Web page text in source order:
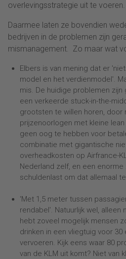
overlevingsstrategie uit te voeren.
Daarmee laten ze bovendien
bedrijven in de problemen zijn
mismanagement. Zo maar wat
Elbers is van mening dat er
model en het verdienmodel'.
mis. De huidige problemen
een verkeerde stuck-in-the-
grootsten te willen horen, door
prijzenoorlogen met kleine
geen oog te hebben voor
combinatie met gigantische
overheadkosten op Airfrance-
Nederland zelf, en een
schuldenlast om dat allemaal
'Met 1,5 meter tussen
rendabel'. Natuurlijk wel, alleen
hebt zoveel mogelijk mensen
drinken in een vliegtuig voor
vervoeren. Kijk eens waar 80
van de KLM uit komt? Niet van